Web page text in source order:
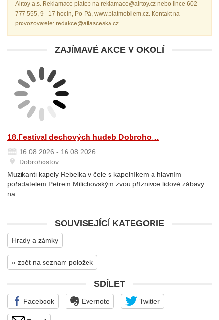
Airtoy a.s. Reklamace plateb na reklamace@airtoy.cz nebo lince 602
777 555, 9 - 17 hodin, Po-Pá, www.platmobilem.cz. Kontakt na
provozovatele: redakce@atlasceska.cz
ZAJÍMAVÉ AKCE V OKOLÍ
18.Festival dechových hudeb Dobroho…
16.08.2026 - 16.08.2026
Dobrohostov
Muzikanti kapely Rebelka v čele s kapelníkem a hlavním
pořadatelem Petrem Milichovským zvou příznivce lidové zábavy
na…
SOUVISEJÍCÍ KATEGORIE
Hrady a zámky
« zpět na seznam položek
SDÍLET
Facebook Evernote Twitter